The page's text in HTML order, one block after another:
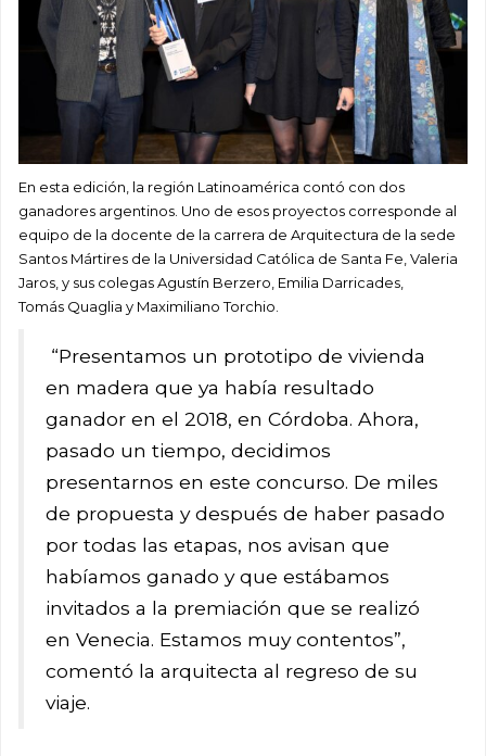
En esta edición, la región Latinoamérica contó con dos
ganadores argentinos. Uno de esos proyectos corresponde al
equipo de la docente de la carrera de Arquitectura de la sede
Santos Mártires de la Universidad Católica de Santa Fe, Valeria
Jaros, y sus colegas Agustín Berzero, Emilia Darricades,
Tomás Quaglia y Maximiliano Torchio.
“Presentamos un prototipo de vivienda
en madera que ya había resultado
ganador en el 2018, en Córdoba. Ahora,
pasado un tiempo, decidimos
presentarnos en este concurso. De miles
de propuesta y después de haber pasado
por todas las etapas, nos avisan que
habíamos ganado y que estábamos
invitados a la premiación que se realizó
en Venecia. Estamos muy contentos”,
comentó la arquitecta al regreso de su
viaje.